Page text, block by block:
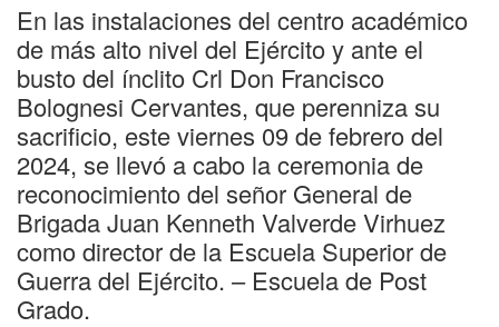
En las instalaciones del centro académico
de más alto nivel del Ejército y ante el
busto del ínclito Crl Don Francisco
Bolognesi Cervantes, que perenniza su
sacrificio, este viernes 09 de febrero del
2024, se llevó a cabo la ceremonia de
reconocimiento del señor General de
Brigada Juan Kenneth Valverde Virhuez
como director de la Escuela Superior de
Guerra del Ejército. – Escuela de Post
Grado.